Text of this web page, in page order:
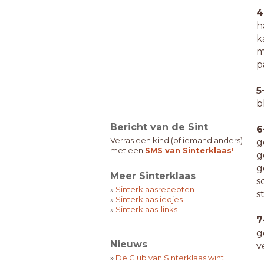
Bericht van de Sint
Verras een kind (of iemand anders)
met een SMS van Sinterklaas!
Meer Sinterklaas
» Sinterklaasrecepten
» Sinterklaasliedjes
» Sinterklaas-links
Nieuws
» De Club van Sinterklaas wint